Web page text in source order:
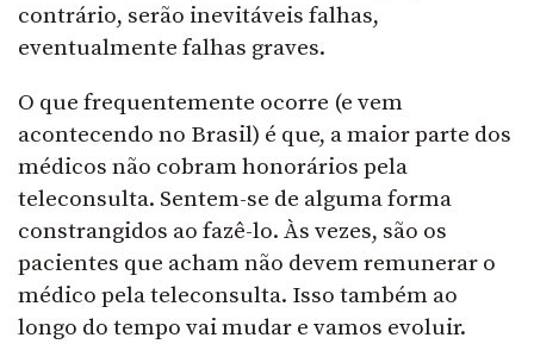
contrário, serão inevitáveis falhas,
eventualmente falhas graves.
O que frequentemente ocorre (e vem
acontecendo no Brasil) é que, a maior parte dos
médicos não cobram honorários pela
teleconsulta. Sentem-se de alguma forma
constrangidos ao fazê-lo. Às vezes, são os
pacientes que acham não devem remunerar o
médico pela teleconsulta. Isso também ao
longo do tempo vai mudar e vamos evoluir.